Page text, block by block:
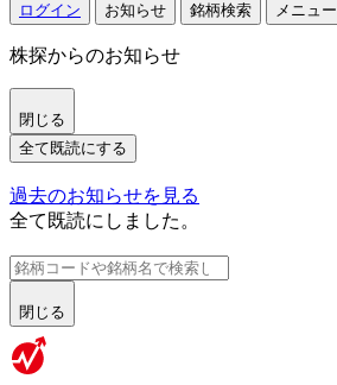
ログイン お知らせ 銘柄検索 メニュー
株探からのお知らせ
閉じる
全て既読にする
過去のお知らせを見る
全て既読にしました。
閉じる